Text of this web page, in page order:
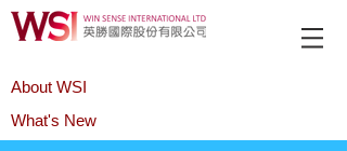
About WSI
What's New